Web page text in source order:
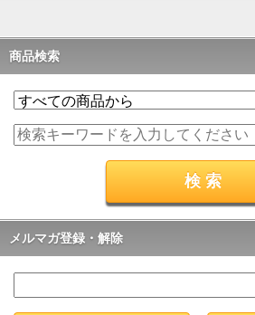
商品検索
メルマガ登録・解除